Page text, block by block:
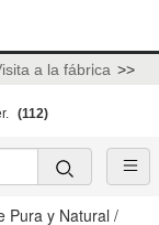
a la fábrica >>
(112)
Pura y Natural /